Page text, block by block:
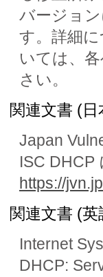
バージョ
す。詳細
いては、
関連文書 (日
Japan
ISC DHCP
https://
関連文書 (英
Internet
DHCP: